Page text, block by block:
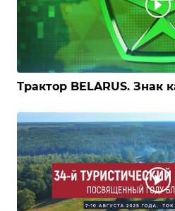
Трактор BELARUS. Знак